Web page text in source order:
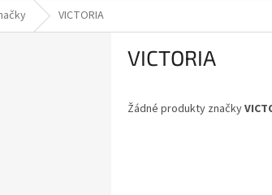
VICTORIA
VICTORIA
Žádné produkty značky